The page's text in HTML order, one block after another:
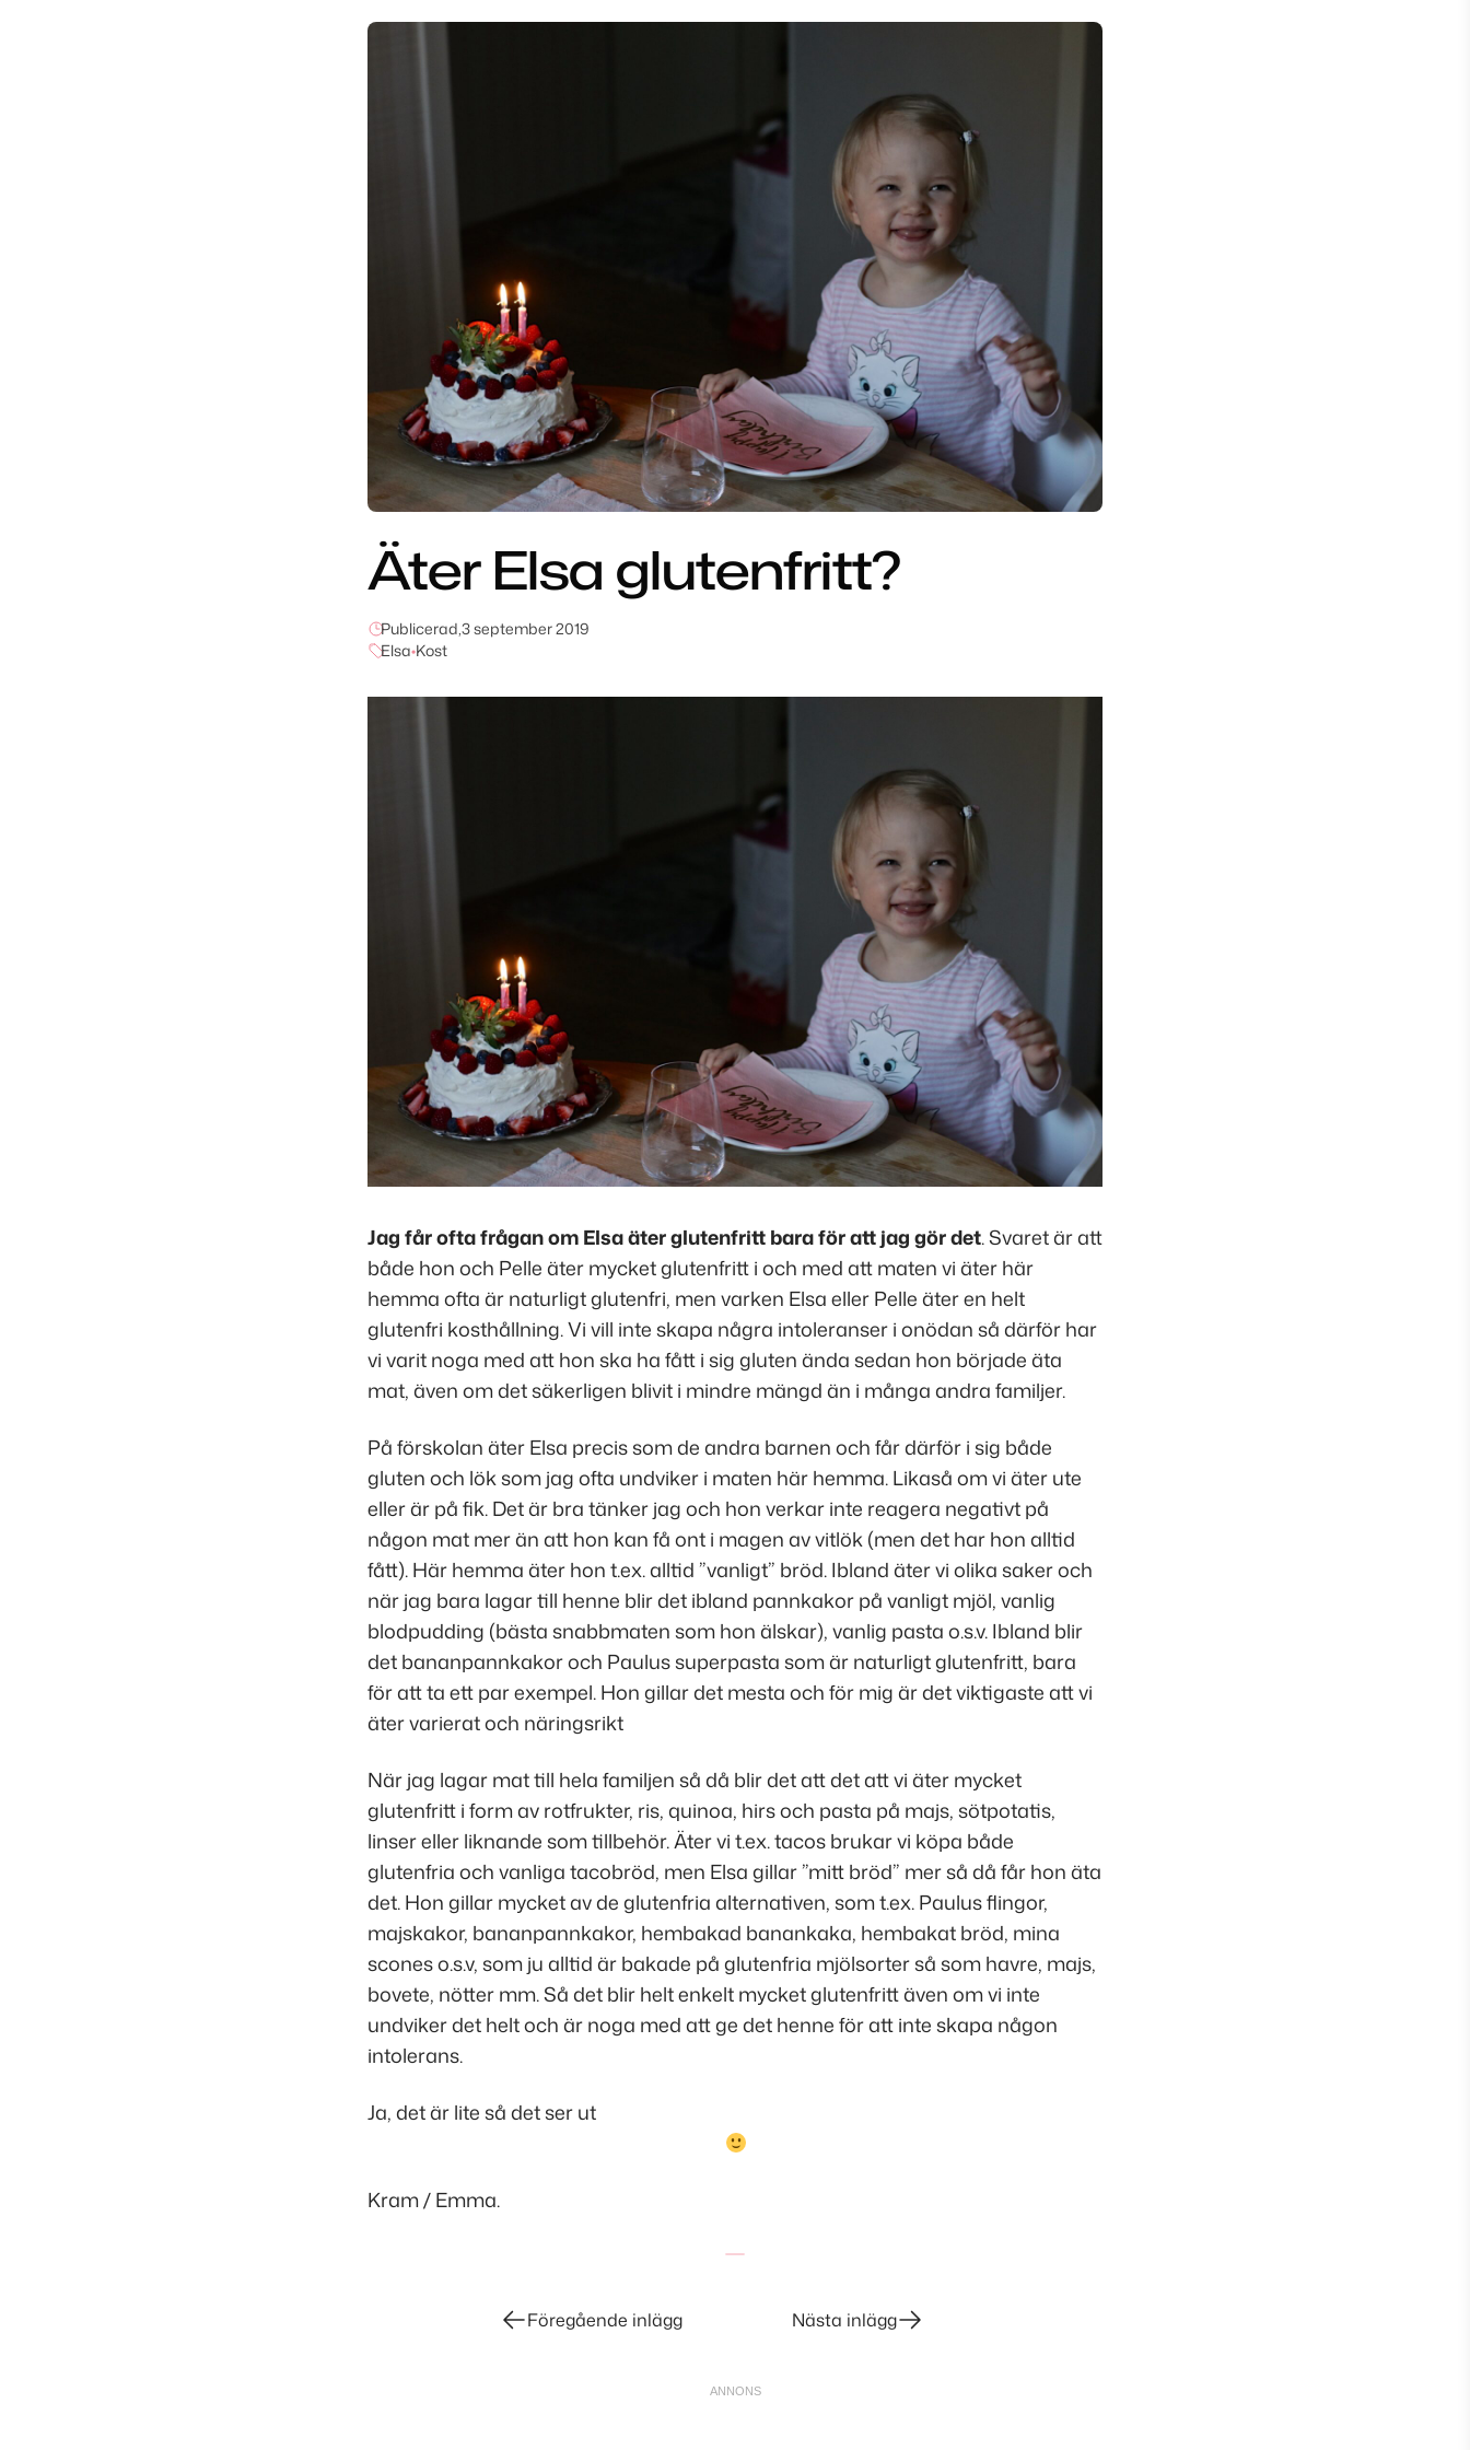
Äter Elsa glutenfritt?
Publicerad,3 september 2019
Elsa•Kost
Jag får ofta frågan om Elsa äter glutenfritt bara för att jag gör det. Svaret är att
både hon och Pelle äter mycket glutenfritt i och med att maten vi äter här
hemma ofta är naturligt glutenfri, men varken Elsa eller Pelle äter en helt
glutenfri kosthållning. Vi vill inte skapa några intoleranser i onödan så därför har
vi varit noga med att hon ska ha fått i sig gluten ända sedan hon började äta
mat, även om det säkerligen blivit i mindre mängd än i många andra familjer.
På förskolan äter Elsa precis som de andra barnen och får därför i sig både
gluten och lök som jag ofta undviker i maten här hemma. Likaså om vi äter ute
eller är på fik. Det är bra tänker jag och hon verkar inte reagera negativt på
någon mat mer än att hon kan få ont i magen av vitlök (men det har hon alltid
fått). Här hemma äter hon t.ex. alltid ”vanligt” bröd. Ibland äter vi olika saker och
när jag bara lagar till henne blir det ibland pannkakor på vanligt mjöl, vanlig
blodpudding (bästa snabbmaten som hon älskar), vanlig pasta o.s.v. Ibland blir
det bananpannkakor och Paulus superpasta som är naturligt glutenfritt, bara
för att ta ett par exempel. Hon gillar det mesta och för mig är det viktigaste att vi
äter varierat och näringsrikt
När jag lagar mat till hela familjen så då blir det att det att vi äter mycket
glutenfritt i form av rotfrukter, ris, quinoa, hirs och pasta på majs, sötpotatis,
linser eller liknande som tillbehör. Äter vi t.ex. tacos brukar vi köpa både
glutenfria och vanliga tacobröd, men Elsa gillar ”mitt bröd” mer så då får hon äta
det. Hon gillar mycket av de glutenfria alternativen, som t.ex. Paulus flingor,
majskakor, bananpannkakor, hembakad banankaka, hembakat bröd, mina
scones o.s.v, som ju alltid är bakade på glutenfria mjölsorter så som havre, majs,
bovete, nötter mm. Så det blir helt enkelt mycket glutenfritt även om vi inte
undviker det helt och är noga med att ge det henne för att inte skapa någon
intolerans.
Ja, det är lite så det ser ut
Kram / Emma.
Föregående inlägg Nästa inlägg